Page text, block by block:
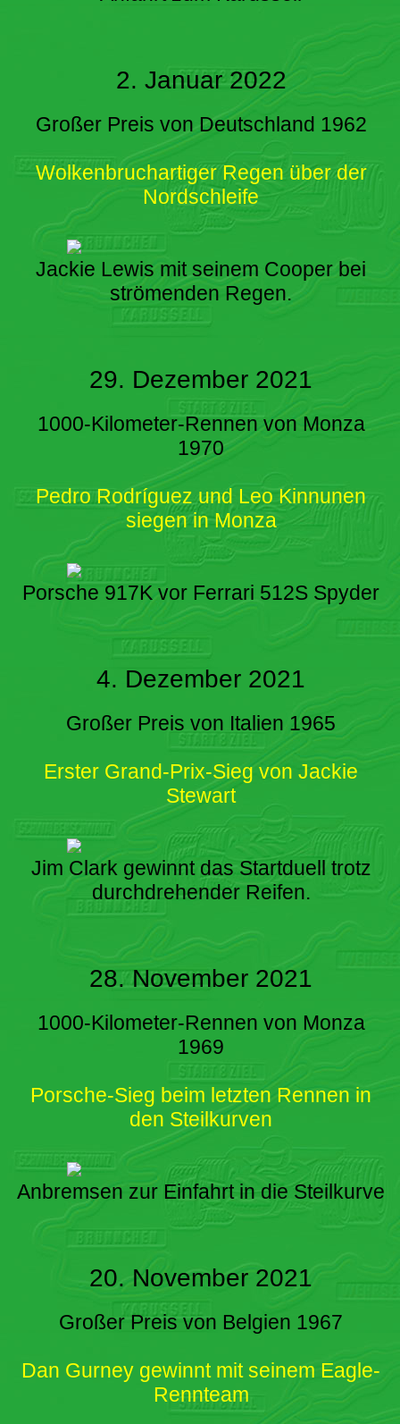
2. Januar 2022
Großer Preis von Deutschland 1962
Wolkenbruchartiger Regen über der
Nordschleife
Jackie Lewis mit seinem Cooper bei
strömenden Regen.
29. Dezember 2021
1000-Kilometer-Rennen von Monza
1970
Pedro Rodríguez und Leo Kinnunen
siegen in Monza
Porsche 917K vor Ferrari 512S Spyder
4. Dezember 2021
Großer Preis von Italien 1965
Erster Grand-Prix-Sieg von Jackie
Stewart
Jim Clark gewinnt das Startduell trotz
durchdrehender Reifen.
28. November 2021
1000-Kilometer-Rennen von Monza
1969
Porsche-Sieg beim letzten Rennen in
den Steilkurven
Anbremsen zur Einfahrt in die Steilkurve
20. November 2021
Großer Preis von Belgien 1967
Dan Gurney gewinnt mit seinem Eagle-
Rennteam